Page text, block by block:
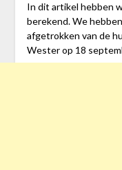
In dit artikel hebben
berekend. We
afgetrokken van de
Wester op 18